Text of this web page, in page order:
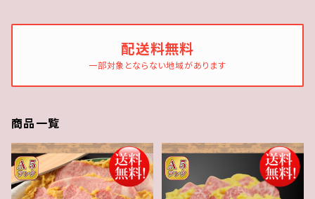
配送料無料
一部対象とならない地域があります
商品一覧